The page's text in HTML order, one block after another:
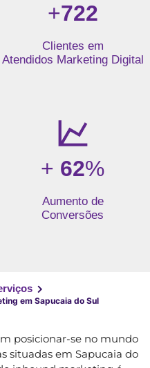
+722
Clientes em
Atendidos Marketing Digital
+ 62%
Aumento de
Conversões
em Sapucaia do Sul
posicionar-se no mundo
situadas em Sapucaia do